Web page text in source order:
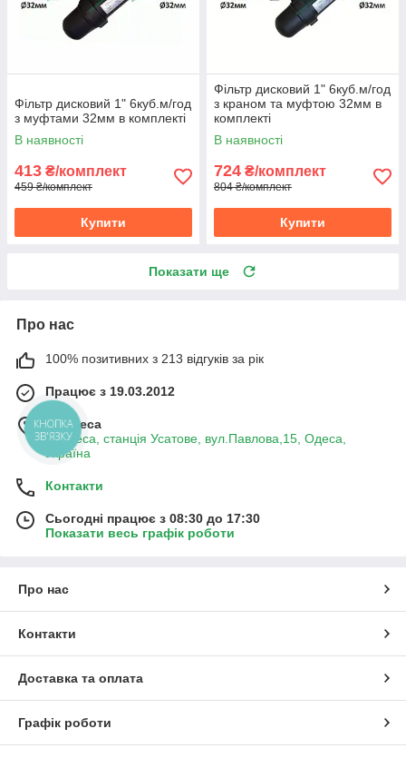
Фільтр дисковий 1" 6куб.м/год
з муфтами 32мм в комплекті
В наявності
413 ₴/комплект
459 ₴/комплект
Купити
Фільтр дисковий 1" 6куб.м/год
з краном та муфтою 32мм в
комплекті
В наявності
724 ₴/комплект
804 ₴/комплект
Купити
Показати ще
Про нас
100% позитивних з 213 відгуків за рік
Працює з 19.03.2012
м. Одеса
м.Одеса, станція Усатове, вул.Павлова,15, Одеса,
Україна
Контакти
Сьогодні працює з 08:30 до 17:30
Показати весь графік роботи
Про нас
Контакти
Доставка та оплата
Графік роботи
КНОПКА
ЗВ'ЯЗКУ